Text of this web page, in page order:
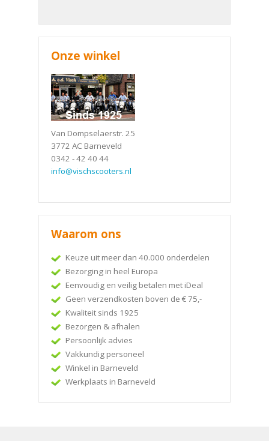
Onze winkel
Van Dompselaerstr. 25
3772 AC Barneveld
0342 - 42 40 44
info@vischscooters.nl
Waarom ons
Keuze uit meer dan 40.000 onderdelen
Bezorging in heel Europa
Eenvoudig en veilig betalen met iDeal
Geen verzendkosten boven de € 75,-
Kwaliteit sinds 1925
Bezorgen & afhalen
Persoonlijk advies
Vakkundig personeel
Winkel in Barneveld
Werkplaats in Barneveld